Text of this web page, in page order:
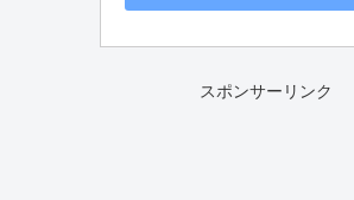
スポンサーリンク